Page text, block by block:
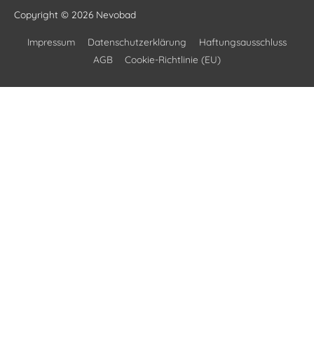
Copyright © 2026 Nevobad
Impressum Datenschutzerklärung
Haftungsausschluss
AGB
Cookie-Richtlinie (EU)